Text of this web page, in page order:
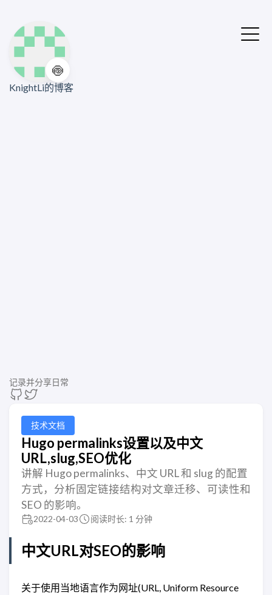
🍥
KnightLi的博客
记录并分享日常
技术文档
Hugo permalinks设置以及中文
URL,slug,SEO优化
讲解 Hugo permalinks、中文 URL 和 slug 的配置
方式，分析固定链接结构对文章迁移、可读性和
SEO 的影响。
2022-04-03 阅读时长: 1 分钟
中文URL对SEO的影响
关于使用当地语言作为网址(URL, Uniform Resource